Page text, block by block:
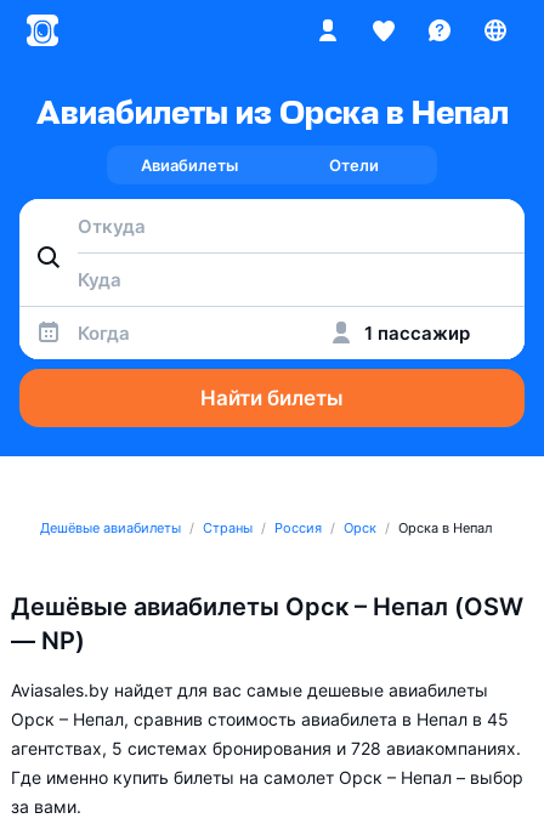
Авиабилеты из Орска в Непал
Авиабилеты Отели
Когда 1 пассажир
Найти билеты
Дешёвые авиабилеты Страны Россия Орск Орска в Непал
Дешёвые авиабилеты Орск – Непал (OSW
— NP)
Aviasales.by найдет для вас самые дешевые авиабилеты
Орск – Непал, сравнив стоимость авиабилета в Непал в 45
агентствах, 5 системах бронирования и 728 авиакомпаниях.
Где именно купить билеты на самолет Орск – Непал – выбор
за вами.